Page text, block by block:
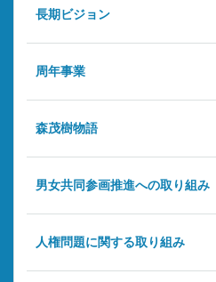
長期ビジョン
周年事業
森茂樹物語
男女共同参画推進への取り組み
人権問題に関する取り組み